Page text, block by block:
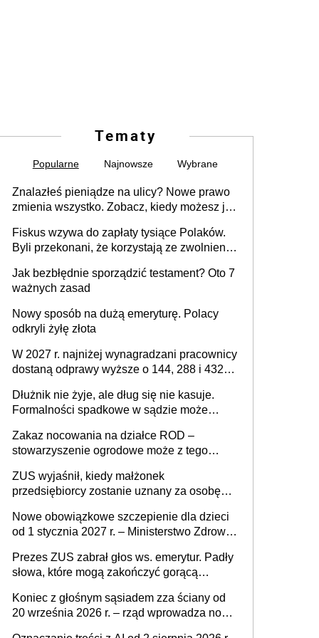
Tematy
Popularne Najnowsze Wybrane
Znalazłeś pieniądze na ulicy? Nowe prawo
zmienia wszystko. Zobacz, kiedy możesz je
Fiskus wzywa do zapłaty tysiące Polaków.
Byli przekonani, że korzystają ze zwolnienia
Jak bezbłędnie sporządzić testament? Oto 7
ważnych zasad
Nowy sposób na dużą emeryturę. Polacy
odkryli żyłę złota
W 2027 r. najniżej wynagradzani pracownicy
dostaną odprawy wyższe o 144, 288 i 432
Dłużnik nie żyje, ale dług się nie kasuje.
Formalności spadkowe w sądzie może
zmarłego
Zakaz nocowania na działce ROD –
stowarzyszenie ogrodowe może z tego
działki (wypowiedzieć dzierżawę)?
ZUS wyjaśnił, kiedy małżonek
przedsiębiorcy zostanie uznany za osobę
Nowe obowiązkowe szczepienie dla dzieci
od 1 stycznia 2027 r. – Ministerstwo Zdrowia
2027 r.
Prezes ZUS zabrał głos ws. emerytur. Padły
słowa, które mogą zakończyć gorącą
Koniec z głośnym sąsiadem zza ściany od
20 września 2026 r. – rząd wprowadza nowe